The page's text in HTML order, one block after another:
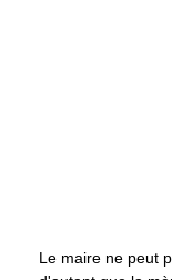
Le maire ne peut